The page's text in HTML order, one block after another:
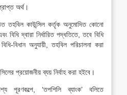
অর্থ।
তহবিল কাউন্সিল কর্তৃক অনুমোদিত কোনো
বিধি দ্বারা নির্ধারিত পদ্ধতিতে, তবে বিধি
বিধান অনুযায়ী, তহবিল পরিচালনা করা
প্রয়োজনীয় ব্যয় নির্বাহ করা হইবে।
পূরণকল্পে, ‘তপশিলি ব্যাংক’ বলিতে